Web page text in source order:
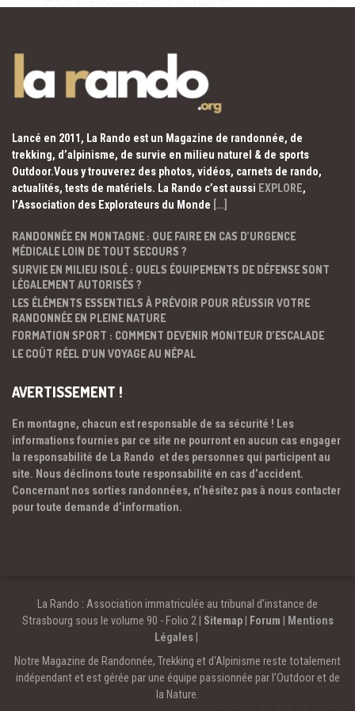
Lancé en 2011, La Rando est un Magazine de randonnée, de
trekking, d’alpinisme, de survie en milieu naturel & de sports
Outdoor.Vous y trouverez des photos, vidéos, carnets de rando,
actualités, tests de matériels. La Rando c’est aussi EXPLORE,
l’Association des Explorateurs du Monde […]
RANDONNÉE EN MONTAGNE : QUE FAIRE EN CAS D’URGENCE
MÉDICALE LOIN DE TOUT SECOURS ?
SURVIE EN MILIEU ISOLÉ : QUELS ÉQUIPEMENTS DE DÉFENSE SONT
LÉGALEMENT AUTORISÉS ?
LES ÉLÉMENTS ESSENTIELS À PRÉVOIR POUR RÉUSSIR VOTRE
RANDONNÉE EN PLEINE NATURE
FORMATION SPORT : COMMENT DEVENIR MONITEUR D’ESCALADE
LE COÛT RÉEL D’UN VOYAGE AU NÉPAL
AVERTISSEMENT !
En montagne, chacun est responsable de sa sécurité ! Les
informations fournies par ce site ne pourront en aucun cas engager
la responsabilité de La Rando et des personnes qui participent au
site. Nous déclinons toute responsabilité en cas d’accident.
Concernant nos sorties randonnées, n’hésitez pas à nous contacter
pour toute demande d’information.
La Rando : Association immatriculée au tribunal d’instance de
Strasbourg sous le volume 90 - Folio 2 | Sitemap| Forum
Mentions
Légales
Notre Magazine de Randonnée, Trekking et d'Alpinisme reste totalement
indépendant et est gérée par une équipe passionnée par l’Outdoor et de
la Nature.